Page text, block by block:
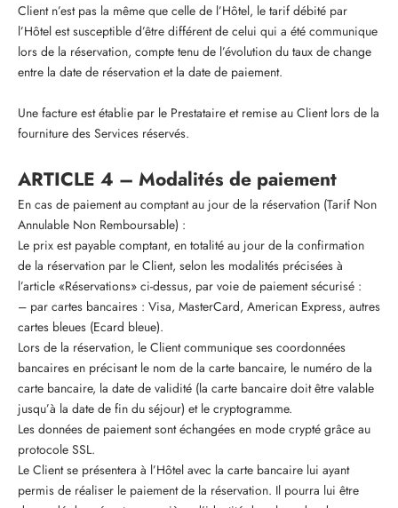
Client n’est pas la même que celle de l’Hôtel, le tarif débité par
l’Hôtel est susceptible d’être différent de celui qui a été communique
lors de la réservation, compte tenu de l’évolution du taux de change
entre la date de réservation et la date de paiement.
Une facture est établie par le Prestataire et remise au Client lors de la
fourniture des Services réservés.
ARTICLE 4 – Modalités de paiement
En cas de paiement au comptant au jour de la réservation (Tarif Non
Annulable Non Remboursable) :
Le prix est payable comptant, en totalité au jour de la confirmation
de la réservation par le Client, selon les modalités précisées à
l’article «Réservations» ci-dessus, par voie de paiement sécurisé :
– par cartes bancaires : Visa, MasterCard, American Express, autres
cartes bleues (Ecard bleue).
Lors de la réservation, le Client communique ses coordonnées
bancaires en précisant le nom de la carte bancaire, le numéro de la
carte bancaire, la date de validité (la carte bancaire doit être valable
jusqu’à la date de fin du séjour) et le cryptogramme.
Les données de paiement sont échangées en mode crypté grâce au
protocole SSL.
Le Client se présentera à l’Hôtel avec la carte bancaire lui ayant
permis de réaliser le paiement de la réservation. Il pourra lui être